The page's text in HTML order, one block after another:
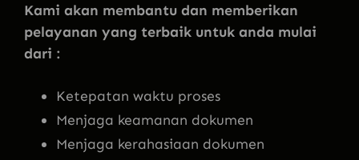
Kami akan membantu dan memberikan
pelayanan yang terbaik untuk anda mulai
dari :
Ketepatan waktu proses
Menjaga keamanan dokumen
Menjaga kerahasiaan dokumen